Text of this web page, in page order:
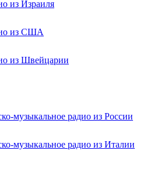
из Израиля
из США
из Швейцарии
музыкальное радио из России
музыкальное радио из Италии